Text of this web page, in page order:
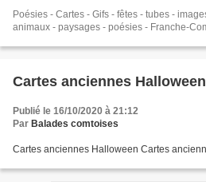
Poésies - Cartes - Gifs - fêtes - tubes -
animaux - paysages - poésies - Franche-
Cartes anciennes Halloween
Publié le 16/10/2020 à 21:12
Par Balades comtoises
Cartes anciennes Halloween Cartes